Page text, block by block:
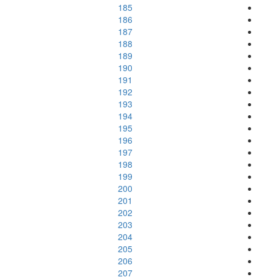
185
186
187
188
189
190
191
192
193
194
195
196
197
198
199
200
201
202
203
204
205
206
207